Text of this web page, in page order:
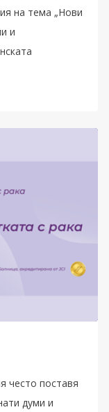
на тема „Нови
и
често поставя
думи и